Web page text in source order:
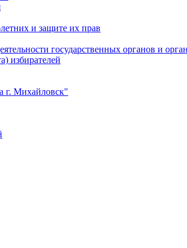
и защите их прав
государственных органов и
избирателей
г. Михайловск"